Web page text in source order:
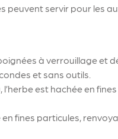
peuvent servir pour les
à verrouillage et
et sans outils.
est hachée en
en fines particules,